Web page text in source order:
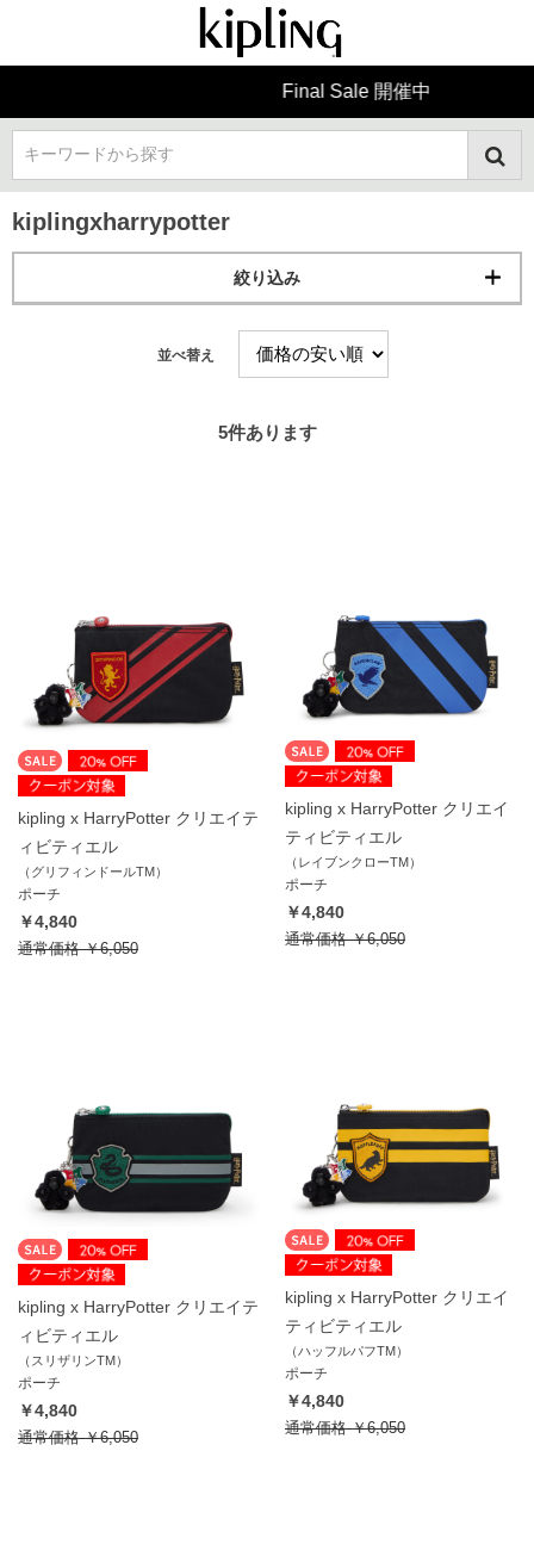
Final Sale 開催中
キーワードから探す
kiplingxharrypotter
絞り込み
並べ替え
5件あります
kipling x HarryPotter クリエイテ
ィビティエル
（グリフィンドールTM）
ポーチ
￥4,840
通常価格￥6,050
kipling x HarryPotter クリエイ
ティビティエル
（レイブンクローTM）
ポーチ
￥4,840
通常価格￥6,050
kipling x HarryPotter クリエイテ
ィビティエル
（スリザリンTM）
ポーチ
￥4,840
通常価格￥6,050
kipling x HarryPotter クリエイ
ティビティエル
（ハッフルパフTM）
ポーチ
￥4,840
通常価格￥6,050